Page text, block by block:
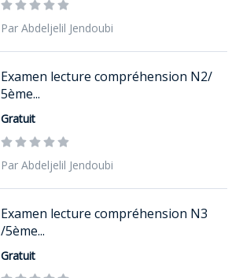
Par Abdeljelil Jendoubi
Examen lecture compréhension N2/
5ème...
Gratuit
Par Abdeljelil Jendoubi
Examen lecture compréhension N3
/5ème...
Gratuit